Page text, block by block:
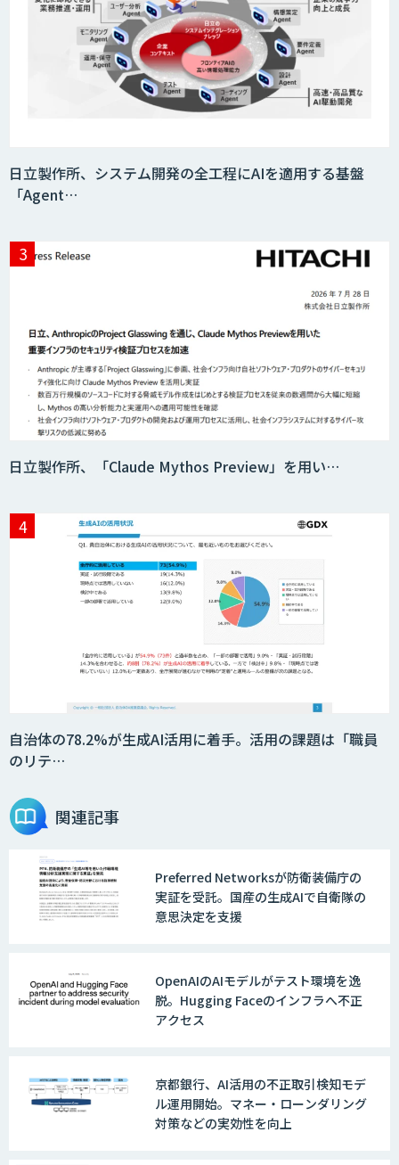
日立製作所、システム開発の全工程にAIを適用する基盤
「Agent…
日立製作所、「Claude Mythos Preview」を用い…
自治体の78.2%が生成AI活用に着手。活用の課題は「職員
のリテ…
関連記事
Preferred Networksが防衛装備庁の
実証を受託。国産の生成AIで自衛隊の
意思決定を支援
OpenAIのAIモデルがテスト環境を逸
脱。Hugging Faceのインフラへ不正
アクセス
京都銀行、AI活用の不正取引検知モデ
ル運用開始。マネー・ローンダリング
対策などの実効性を向上